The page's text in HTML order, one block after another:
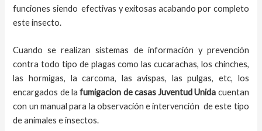
funciones siendo efectivas y exitosas acabando por completo
este insecto.
Cuando se realizan sistemas de información y prevención
contra todo tipo de plagas como las cucarachas, los chinches,
las hormigas, la carcoma, las avispas, las pulgas, etc, los
encargados de la fumigacion de casasJuventud Unida cuentan
con un manual para la observación e intervención de este tipo
de animales e insectos.